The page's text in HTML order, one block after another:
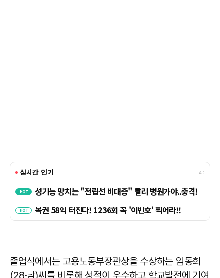
졸업식에서는 고용노동부장관상을 수상하는 임동희
(28·남)씨를 비롯해 성적이 우수하고 학교발전에 기여